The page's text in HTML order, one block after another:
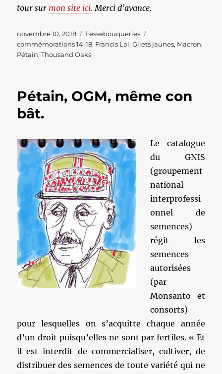
tour sur mon site ici. Merci d’avance.
Publié
le
novembre 10, 2018 Catégories
Fessebouqueries
commémorations 14-18, Francis Lai,Gilets jaunes, Macron,
Pétain,Thousand Oaks
Pétain, OGM, même con
bât.
Le catalogue
du GNIS
(groupement
national
interprofessi
onnel de
semences)
régit les
semences
autorisées
(par
Monsanto et
consorts)
pour lesquelles on s’acquitte chaque année
d’un droit puisqu’elles ne sont par fertiles. « Et
il est interdit de commercialiser, cultiver, de
distribuer des semences de toute variété qui ne